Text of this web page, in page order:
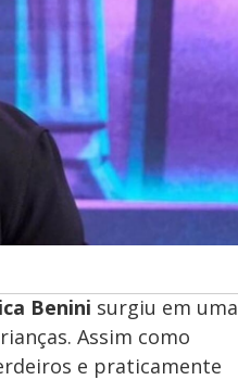
Benini surgiu em uma
Assim como
e praticamente